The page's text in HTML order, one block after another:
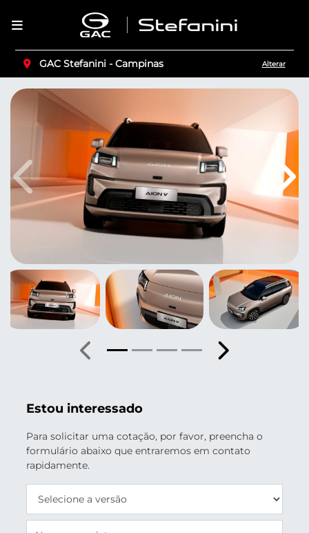
GAC Stefanini - Campinas Alterar
Estou interessado
Para solicitar uma cotação, por favor, preencha o
formulário abaixo que entraremos em contato
rapidamente.
Anterior
Anterior Próximo